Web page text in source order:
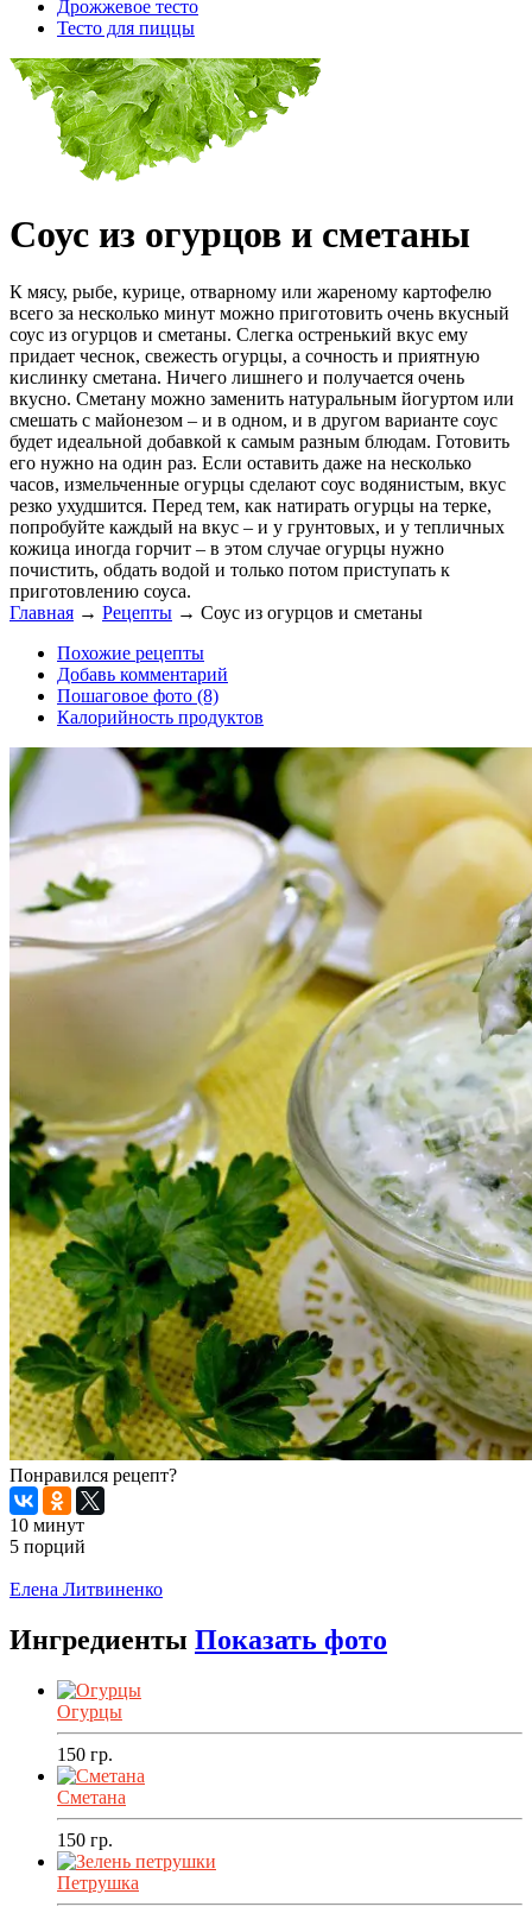
Дрожжевое тесто
Тесто для пиццы
Соус из огурцов и сметаны
К мясу, рыбе, курице, отварному или жареному картофелю
всего за несколько минут можно приготовить очень вкусный
соус из огурцов и сметаны. Слегка остренький вкус ему
придает чеснок, свежесть огурцы, а сочность и приятную
кислинку сметана. Ничего лишнего и получается очень
вкусно. Сметану можно заменить натуральным йогуртом или
смешать с майонезом – и в одном, и в другом варианте соус
будет идеальной добавкой к самым разным блюдам. Готовить
его нужно на один раз. Если оставить даже на несколько
часов, измельченные огурцы сделают соус водянистым, вкус
резко ухудшится. Перед тем, как натирать огурцы на терке,
попробуйте каждый на вкус – и у грунтовых, и у тепличных
кожица иногда горчит – в этом случае огурцы нужно
почистить, обдать водой и только потом приступать к
приготовлению соуса.
Главная → Рецепты → Соус из огурцов и сметаны
Похожие рецепты
Добавь комментарий
Пошаговое фото (8)
Калорийность продуктов
Понравился рецепт?
10 минут
5 порций
Елена Литвиненко
Ингредиенты Показать фото
Огурцы
150 гр.
Сметана
150 гр.
Петрушка